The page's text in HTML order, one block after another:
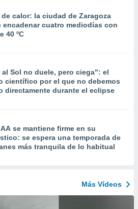
de calor: la ciudad de Zaragoza
encadenar cuatro mediodías con
40 ºC
al Sol no duele, pero ciega": el
científico por el que no debemos
directamente durante el eclipse
se mantiene firme en su
se espera una temporada de
más tranquila de lo habitual
Más Vídeos